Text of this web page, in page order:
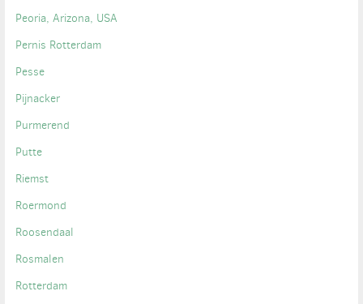
Peoria, Arizona, USA
Pernis Rotterdam
Pesse
Pijnacker
Purmerend
Putte
Riemst
Roermond
Roosendaal
Rosmalen
Rotterdam